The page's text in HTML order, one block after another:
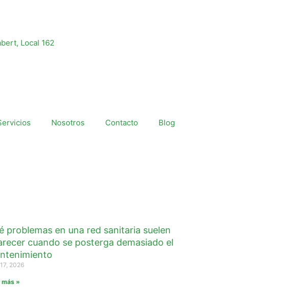
Local 162
Nosotros Contacto Blog
problemas en una red sanitaria suelen
cuando se posterga demasiado el
2026
más »